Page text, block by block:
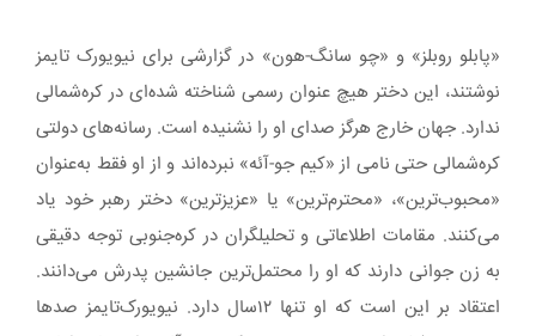
«پابلو روبلز» و «چو سانگ-هون» در گزارشی برای نیویورک تایمز
نوشتند، این دختر هیچ عنوان رسمی شناخته شده‌ای در کره‌شمالی
ندارد. جهان خارج هرگز صدای او را نشنیده است. رسانه‌های دولتی
کره‌شمالی حتی نامی از «کیم جو-آئه» نبرده‌اند و از او فقط به‌عنوان
«محبوب‌ترین»، «محترم‌ترین» یا «عزیزترین» دختر رهبر خود یاد
می‌کنند. مقامات اطلاعاتی و تحلیلگران در کره‌جنوبی توجه دقیقی
به زن جوانی دارند که او را محتمل‌ترین جانشین پدرش می‌دانند.
اعتقاد بر این است که او تنها ۱۲سال دارد. نیویورک‌تایمز صدها